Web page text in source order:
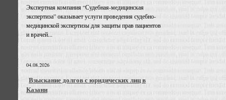
Экспертная компания “Судебная-медицинская
экспертиза” оказывает услуги проведения судебно-
медицинской экспертизы для защиты прав пациентов
и врачей...
04.08.2026
Взыскание долгов с юридических лиц в
Казани